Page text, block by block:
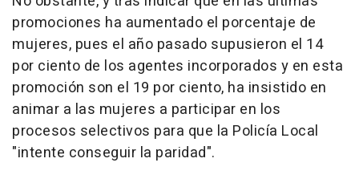
promociones ha aumentado el porcentaje de
mujeres, pues el año pasado supusieron el 14
por ciento de los agentes incorporados y en esta
promoción son el 19 por ciento, ha insistido en
animar a las mujeres a participar en los
procesos selectivos para que la Policía Local
"intente conseguir la paridad".